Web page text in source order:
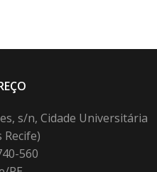
s/n, Cidade Universitária
Recife)
560